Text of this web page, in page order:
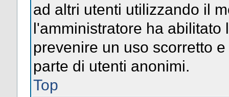
ad altri utenti utilizzando il
l'amministratore ha abilitato
prevenire un uso scorretto
parte di utenti anonimi.
Top